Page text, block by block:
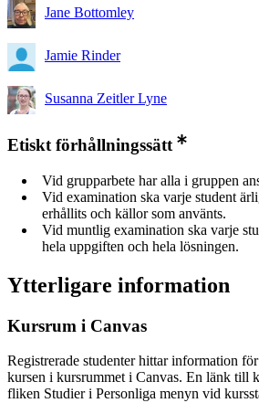
Jane Bottomley
Jamie Rinder
Susanna Zeitler Lyne
Etiskt förhållningssätt
Vid grupparbete har alla i gruppen
Vid examination ska varje student
erhållits och källor som använts.
Vid muntlig examination ska varje
hela uppgiften och hela lösningen.
Ytterligare information
Kursrum i Canvas
Registrerade studenter hittar information
kursen i kursrummet i Canvas. En länk till
fliken Studier i Personliga menyn vid